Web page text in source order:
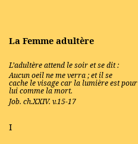
La Femme adultère
L’adultère attend le soir et se dit :
Aucun oeil ne me verra ; et il se
cache le visage car la lumière est pour
lui comme la mort.
Job. ch.XXIV. v.15-17
I